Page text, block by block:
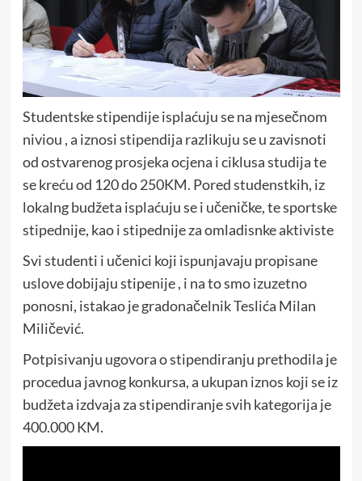
Studentske stipendije isplaćuju se na mjesečnom
niviou , a iznosi stipendija razlikuju se u zavisnoti
od ostvarenog prosjeka ocjena i ciklusa studija te
se kreću od 120 do 250KM. Pored studenstkih, iz
lokalng budžeta isplaćuju se i učeničke, te sportske
stipednije, kao i stipednije za omladisnke aktiviste
Svi studenti i učenici koji ispunjavaju propisane
uslove dobijaju stipenije , i na to smo izuzetno
ponosni, istakao je gradonačelnik Teslića Milan
Miličević.
Potpisivanju ugovora o stipendiranju prethodila je
procedua javnog konkursa, a ukupan iznos koji se iz
budžeta izdvaja za stipendiranje svih kategorija je
400.000 KM.